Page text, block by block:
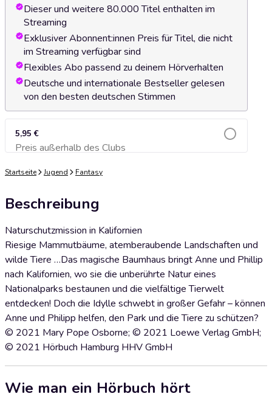
Dieser und weitere 80.000 Titel enthalten im
Streaming
Exklusiver Abonnent:innen Preis für Titel, die nicht
im Streaming verfügbar sind
Flexibles Abo passend zu deinem Hörverhalten
Deutsche und internationale Bestseller gelesen
von den besten deutschen Stimmen
5,95 €
Preis außerhalb des ClubsZum Warenkorb hinzufügen
Startseite Jugend Fantasy
Beschreibung
Naturschutzmission in Kalifornien
Riesige Mammutbäume, atemberaubende Landschaften und
wilde Tiere …Das magische Baumhaus bringt Anne und Phillip
nach Kalifornien, wo sie die unberührte Natur eines
Nationalparks bestaunen und die vielfältige Tierwelt
entdecken! Doch die Idylle schwebt in großer Gefahr – können
Anne und Philipp helfen, den Park und die Tiere zu schützen?
© 2021 Mary Pope Osborne; © 2021 Loewe Verlag GmbH;
© 2021 Hörbuch Hamburg HHV GmbH
Wie man ein Hörbuch hört